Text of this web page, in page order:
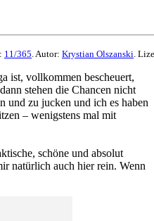
11/365. Autor: Krystian Olszanski.
ist, vollkommen bescheuert,
stehen die Chancen nicht
und zu jucken und ich es haben
– wenigstens mal mit
schöne und absolut
natürlich auch hier rein. Wenn